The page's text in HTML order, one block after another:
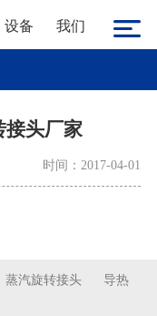
设备 我们
接头厂家
时间：2017-04-01
蒸汽旋转接头
导热